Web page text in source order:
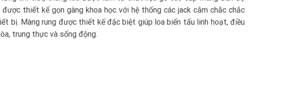
thiết kế gọn gàng khoa học với hệ thống các jack cắm chắc chắc
bị. Màng rung được thiết kế đặc biệt giúp loa biến tấu linh hoạt, điều
trung thực và sống động.